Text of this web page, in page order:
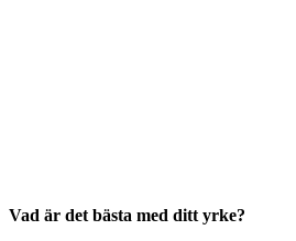
Vad är det bästa med ditt yrke?